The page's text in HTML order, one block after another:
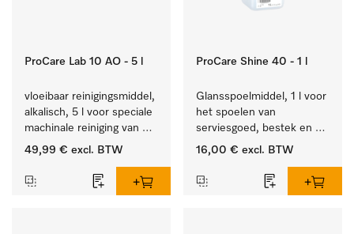
ProCare Lab 10 AO - 5 l
vloeibaar reinigingsmiddel,
alkalisch, 5 l voor speciale
machinale reiniging van
laboratoriumglaswerk en -
49,99 € excl. BTW
ProCare Shine 40 - 1 l
Glansspoelmiddel, 1 l voor
het spoelen van
serviesgoed, bestek en
ideaal voor glazen.
16,00 € excl. BTW